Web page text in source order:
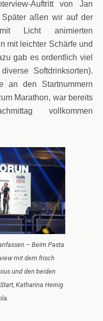
Auftritt von Jan
Später aßen wir auf der
Licht animierten
mit leichter Schärfe und
gab es ordentlich viel
Softdrinksorten).
an den Startnummern
Marathon, war bereits
vollkommen
– Beim Pasta
mit dem frisch
und den beiden
Katharina Heinig